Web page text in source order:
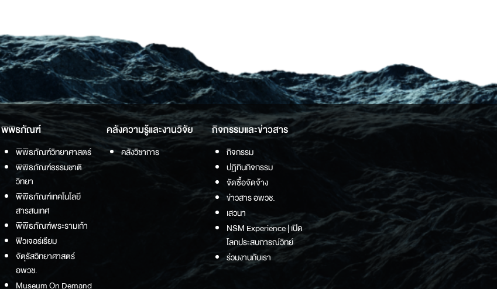
พิพิธภัณฑ์
พิพิธภัณฑ์วิทยาศาสตร์
พิพิธภัณฑ์ธรรมชาติ
วิทยา
พิพิธภัณฑ์เทคโนโลยี
สารสนเทศ
พิพิธภัณฑ์พระรามเก้า
ฟิวเจอร์เรียม
จัตุรัสวิทยาศาสตร์
อพวช.
Museum On Demand
คลังความรู้และงานวิจัย
คลังวิชาการ
กิจกรรมและข่าวสาร
กิจกรรม
ปฏิทินกิจกรรม
จัดซื้อจัดจ้าง
ข่าวสาร อพวช.
เสวนา
NSM Experience | เปิด
โลกประสบการณ์วิทย์
ร่วมงานกับเรา